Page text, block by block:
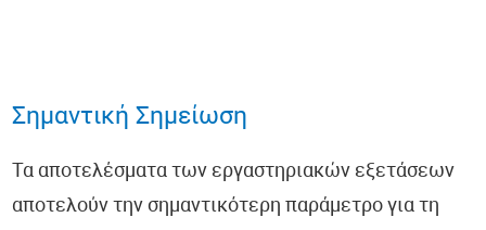
Σημαντική Σημείωση
Τα αποτελέσματα των εργαστηριακών εξετάσεων
αποτελούν την σημαντικότερη παράμετρο για τη